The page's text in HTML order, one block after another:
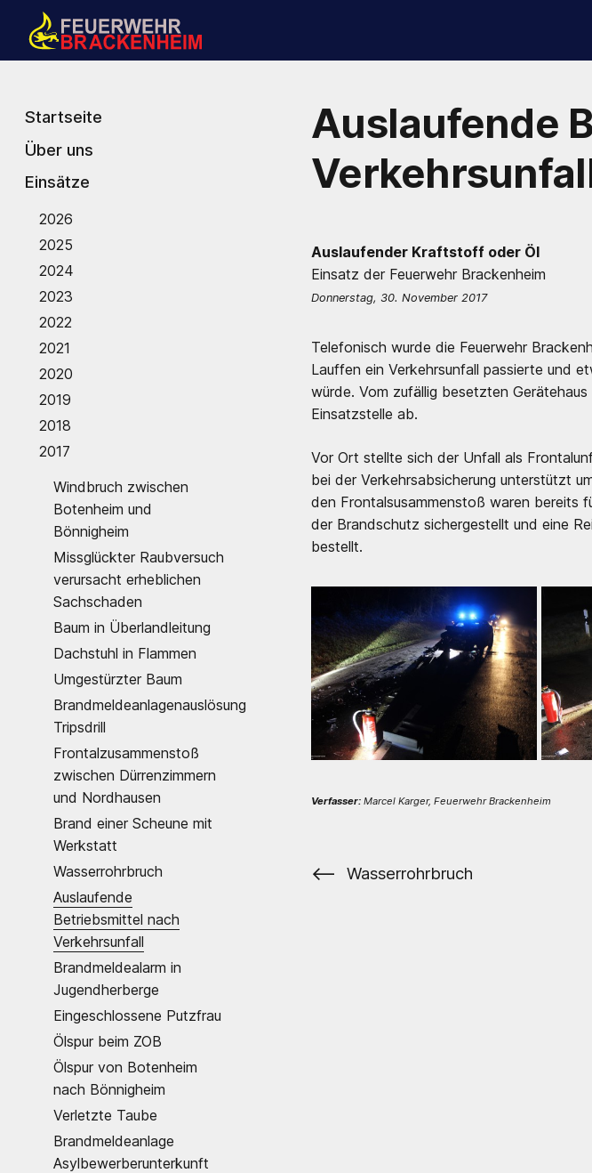
Startseite
Über uns
Einsätze
2026
2025
2024
2023
2022
2021
2020
2019
2018
2017
Windbruch zwischen
Botenheim und
Bönnigheim
Missglückter Raubversuch
verursacht erheblichen
Sachschaden
Baum in Überlandleitung
Dachstuhl in Flammen
Umgestürzter Baum
Brandmeldeanlagenauslösung
Tripsdrill
Frontalzusammenstoß
zwischen Dürrenzimmern
und Nordhausen
Brand einer Scheune mit
Werkstatt
Wasserrohrbruch
Auslaufende
Betriebsmittel nach
Verkehrsunfall
Brandmeldealarm in
Jugendherberge
Eingeschlossene Putzfrau
Ölspur beim ZOB
Ölspur von Botenheim
nach Bönnigheim
Verletzte Taube
Brandmeldeanlage
Asylbewerberunterkunft
Auslaufende
Auslaufender Kraftstoff oder Öl
Einsatz der Feuerwehr Brackenheim
Donnerstag, 30. November 2017
Telefonisch wurde die Feuerwehr
Lauffen ein Verkehrsunfall passierte und
würde. Vom zufällig besetzten
Einsatzstelle ab.
Vor Ort stellte sich der Unfall als
bei der Verkehrsabsicherung unterstützt
den Frontalsusammenstoß waren bereits
der Brandschutz sichergestellt und eine
bestellt.
Verfasser: Marcel Karger, Feuerwehr Brackenheim
⟵ Wasserrohrbruch